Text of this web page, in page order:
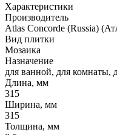
Характеристики
Производитель
Atlas Concorde (Russia)
Вид плитки
Мозаика
Назначение
для ванной, для комнаты,
Длина, мм
315
Ширина, мм
315
Толщина, мм